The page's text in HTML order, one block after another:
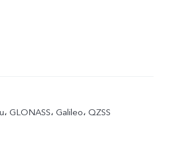
GPS،‏ BeiDou،‏ GLONASS،‏ Galileo،‏ QZSS